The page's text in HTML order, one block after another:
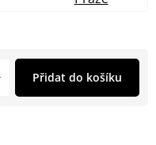
Přidat do košíku